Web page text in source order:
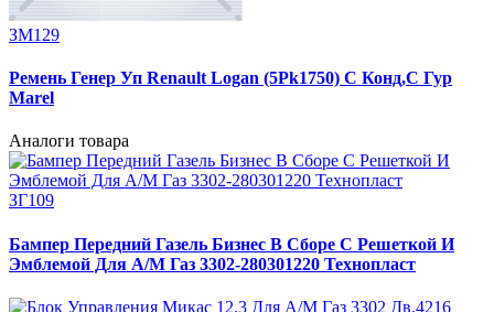
ЗМ129
Ремень Генер Уп Renault Logan (5Pk1750) С Конд,С Гур
Marel
Аналоги товара
ЗГ109
Бампер Передний Газель Бизнес В Сборе С Решеткой И
Эмблемой Для А/М Газ 3302-280301220 Технопласт